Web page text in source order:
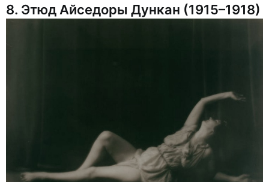
8. Этюд Айседоры Дункан (1915–1918)